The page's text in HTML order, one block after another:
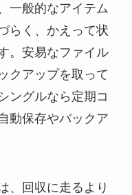
一般的なアイテム
らく、かえって状
。安易なファイル
クアップを取って
ングルなら定期コ
動保存やバックア
、回収に走るより